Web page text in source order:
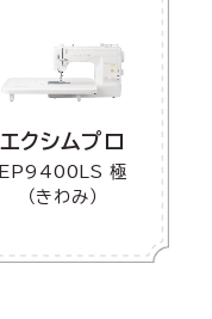
エクシムプロ
EP9400LS 極
（きわみ）